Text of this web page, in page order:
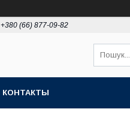
+380 (66) 877-09-82
КОНТАКТЫ